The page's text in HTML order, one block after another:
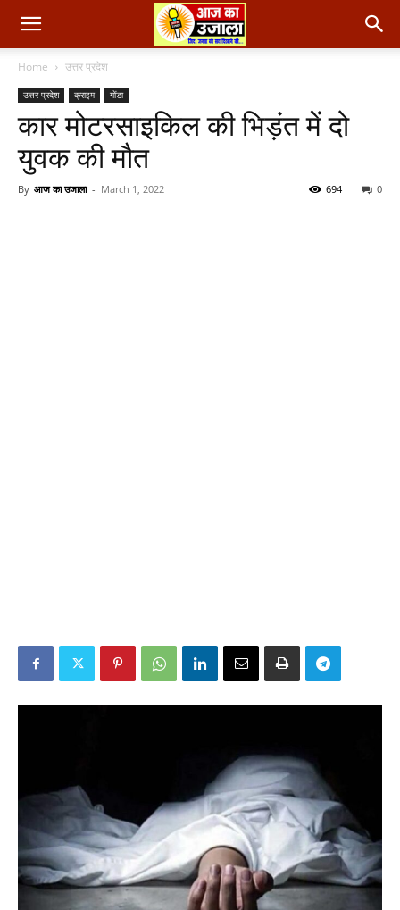
Home उत्तर प्रदेश
उत्तर प्रदेश क्राइम गोंडा
कार मोटरसाइकिल की भिड़ंत में दो
युवक की मौत
By आज का उजाला - March 1, 2022 0
694